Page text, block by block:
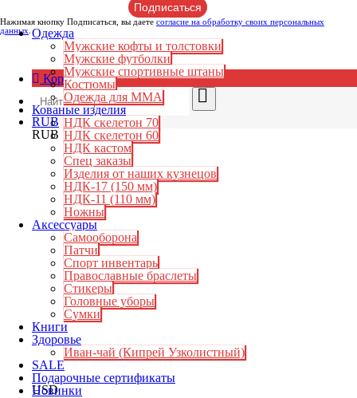
Нажимая кнопку Подписаться, вы даете согласие на обработку своих персональных
данных
Корзина:0₽
RUB
RUB
USD
Одежда
Мужские кофты и толстовки
Мужские футболки
Мужские спортивные штаны
Костюмы
Одежда для ММА
Кованые изделия
НДК скелетон 70
НДК скелетон 60
НДК кастом
Спец заказы
Изделия от наших кузнецов
НДК-17 (150 мм)
НДК-11 (110 мм)
Ножны
Аксессуары
Самооборона
Патчи
Спорт инвентарь
Православные браслеты
Стикеры
Головные уборы
Сумки
Книги
Здоровье
Иван-чай (Кипрей Узколистный)
SALE
Подарочные сертификаты
Новинки